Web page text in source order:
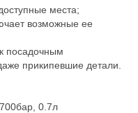
места;
возможные ее
посадочным
прикипевшие детали.
0.7л